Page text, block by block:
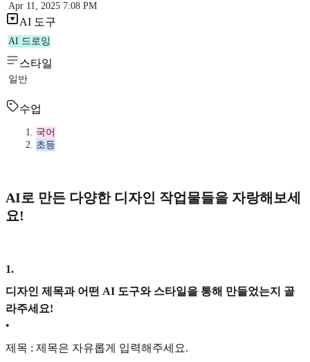
Apr 11, 2025 7:08 PM
AI 도구
AI 드로잉
스타일
일반
수업
국어
초등
AI로 만든 다양한 디자인 작업물들을 자랑해보세
요!
1.
디자인 제목과 어떤 AI 도구와 스타일을 통해 만들었는지 골
라주세요!
•
제목 : 제목은 자유롭게 입력해주세요.